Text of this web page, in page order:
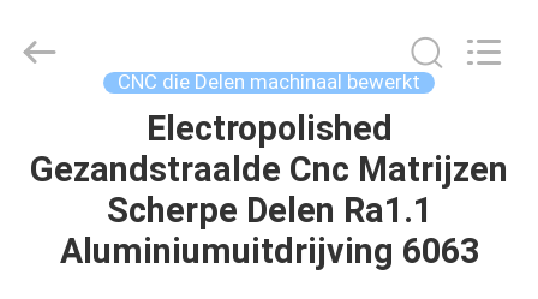
PRODUCTEN
Technology
CNC die Delen machinaal bewerkt
Electropolished
Gezandstraalde Cnc Matrijzen
Scherpe Delen Ra1.1
Aluminiumuitdrijving 6063